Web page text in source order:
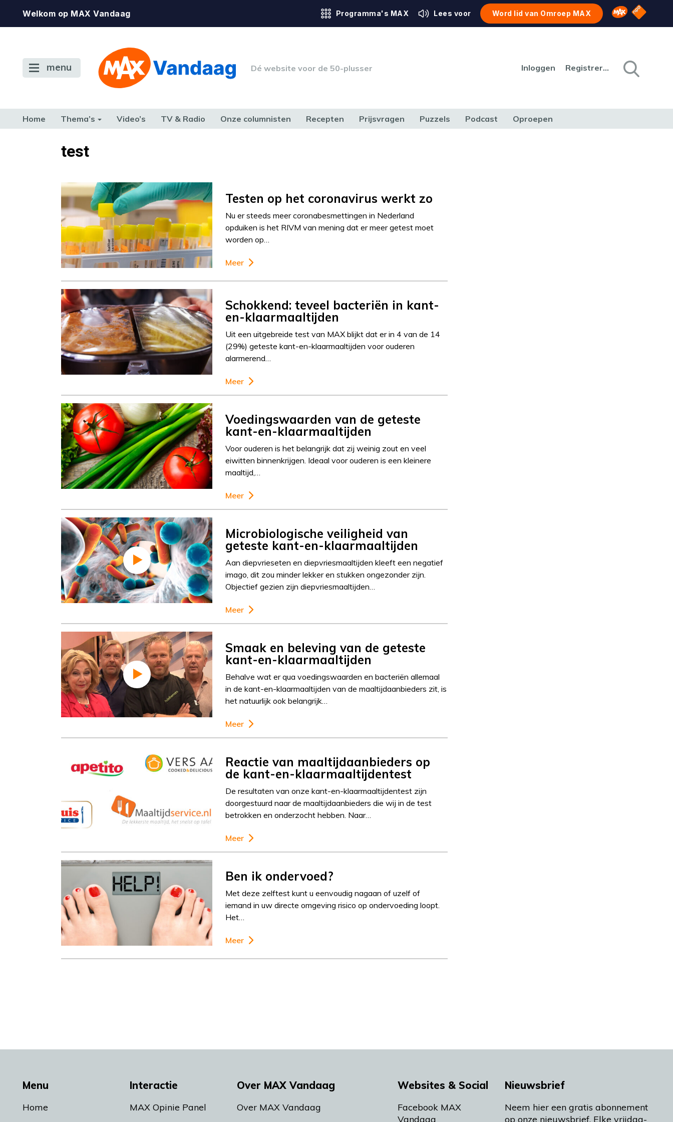
Welkom op MAX Vandaag Programma's MAX Lees voor Word lid van Omroep MAX Omroep MAX
NPO
menu Dé website voor de 50-plusser Inloggen Registreren
Home Thema’s Video’s TV & Radio Onze columnisten Recepten Prijsvragen Puzzels Podcast Oproepen
TERUG NAAR TOEN
test
Testen op het coronavirus werkt zo
Nu er steeds meer coronabesmettingen in Nederland
opduiken is het RIVM van mening dat er meer getest moet
worden op…
Meer
Schokkend: teveel bacteriën in kant-
en-klaarmaaltijden
Uit een uitgebreide test van MAX blijkt dat er in 4 van de 14
(29%) geteste kant-en-klaarmaaltijden voor ouderen
alarmerend…
Meer
Voedingswaarden van de geteste
kant-en-klaarmaaltijden
Voor ouderen is het belangrijk dat zij weinig zout en veel
eiwitten binnenkrijgen. Ideaal voor ouderen is een kleinere
maaltijd,…
Meer
Microbiologische veiligheid van
geteste kant-en-klaarmaaltijden
Aan diepvrieseten en diepvriesmaaltijden kleeft een negatief
imago, dit zou minder lekker en stukken ongezonder zijn.
Objectief gezien zijn diepvriesmaaltijden…
Meer
Smaak en beleving van de geteste
kant-en-klaarmaaltijden
Behalve wat er qua voedingswaarden en bacteriën allemaal
in de kant-en-klaarmaaltijden van de maaltijdaanbieders zit, is
het natuurlijk ook belangrijk…
Meer
Reactie van maaltijdaanbieders op
de kant-en-klaarmaaltijdentest
De resultaten van onze kant-en-klaarmaaltijdentest zijn
doorgestuurd naar de maaltijdaanbieders die wij in de test
betrokken en onderzocht hebben. Naar…
Meer
Ben ik ondervoed?
Met deze zelftest kunt u eenvoudig nagaan of uzelf of
iemand in uw directe omgeving risico op ondervoeding loopt.
Het…
Meer
Menu
Home
Interactie
MAX Opinie Panel
Over MAX Vandaag
Over MAX Vandaag
Websites & Social
Facebook MAX
Vandaag
Nieuwsbrief
Neem hier een gratis abonnement
op onze nieuwsbrief. Elke vrijdag-